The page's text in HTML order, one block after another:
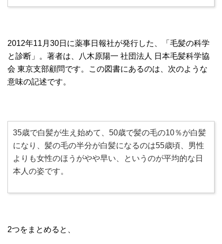
2012年11月30日に薬事日報社が発行した、「毛髪の科学
と診断」。著者は、八木原陽一 社団法人 日本毛髪科学協
会 東京支部顧問です。この図書にあるのは、次のような
意味の記述です。
35歳で白髪が生え始めて、50歳で髪の毛の10％が白髪
になり、髪の毛の半分が白髪になるのは55歳頃、男性
よりも女性のほうがやや早い、というのが平均的な日
本人の姿です。
2つをまとめると、